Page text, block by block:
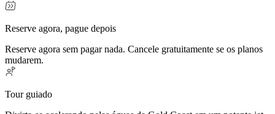
Reserve agora, pague depois
Reserve agora sem pagar nada. Cancele gratuitamente se os planos
mudarem.
Tour guiado